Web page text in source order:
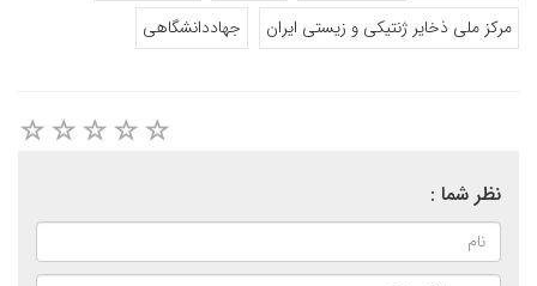
مرکز ملی ذخایر ژنتیکی و زیستی ایران
جهاددانشگاهی
نظر شما :